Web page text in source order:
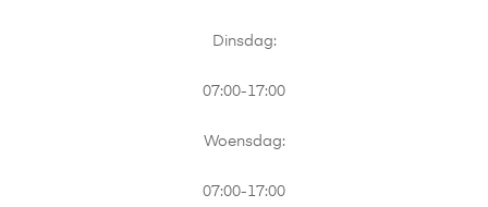
Dinsdag:
07:00-17:00
Woensdag:
07:00-17:00